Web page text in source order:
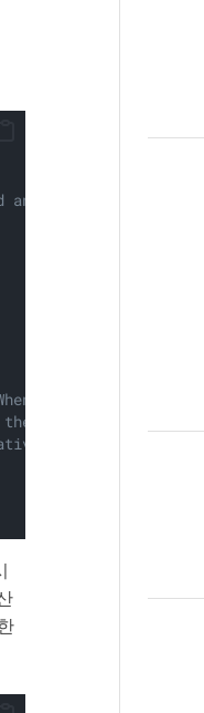
missed timers will
the real-time clock
last start time. To
time segments to